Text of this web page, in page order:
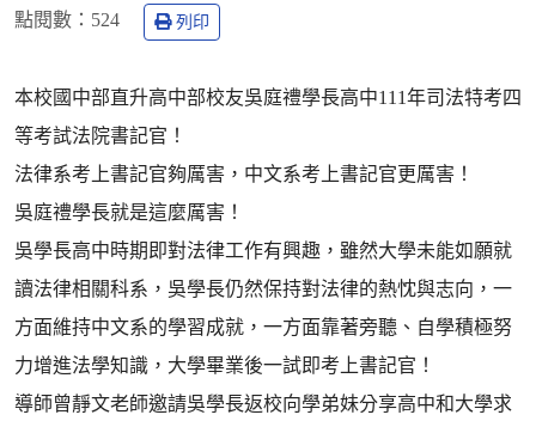
點閱數： 524 列印
本校國中部直升高中部校友吳庭禮學長高中111年司法特考四
等考試法院書記官！
法律系考上書記官夠厲害，中文系考上書記官更厲害！
吳庭禮學長就是這麼厲害！
吳學長高中時期即對法律工作有興趣，雖然大學未能如願就
讀法律相關科系，吳學長仍然保持對法律的熱忱與志向，一
方面維持中文系的學習成就，一方面靠著旁聽、自學積極努
力增進法學知識，大學畢業後一試即考上書記官！
導師曾靜文老師邀請吳學長返校向學弟妹分享高中和大學求